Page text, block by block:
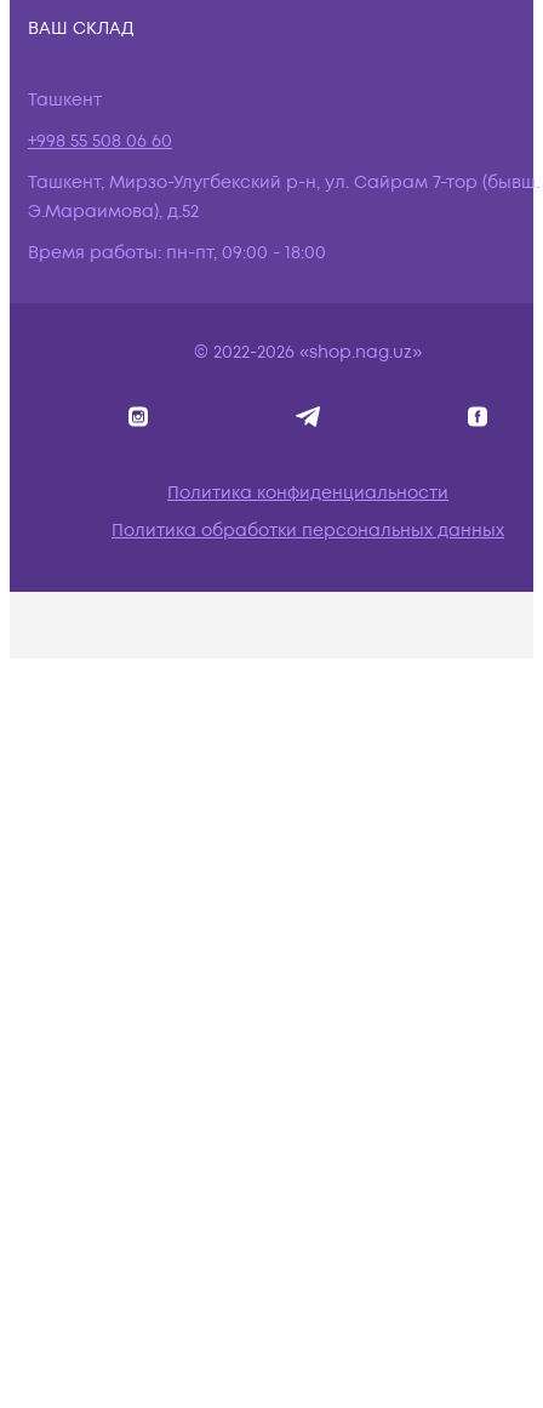
ВАШ СКЛАД
Ташкент
+998 55 508 06 60
Ташкент, Мирзо-Улугбекский р-н, ул. Сайрам 7-тор (бывш.
Э.Мараимова), д.52
Время работы: пн-пт, 09:00 - 18:00
© 2022-2026 «shop.nag.uz»
Политика конфиденциальности
Политика обработки персональных данных